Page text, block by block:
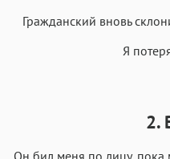
Гражданский вновь
Я
2.
Он бил меня по лицу, пока